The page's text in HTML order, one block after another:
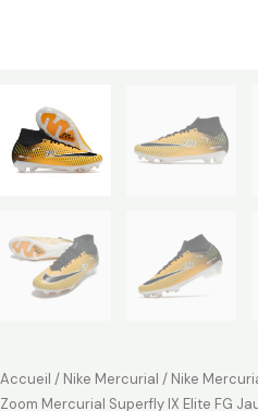
Accueil / Nike Mercurial / Nike
Zoom Mercurial Superfly IX Elite FG